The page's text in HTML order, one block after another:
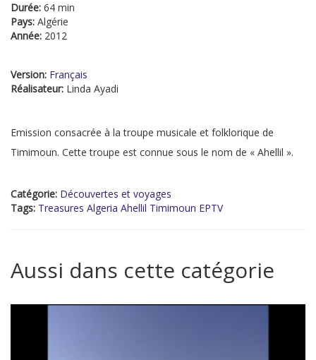
Durée: 64 min
Pays: Algérie
Année: 2012
Version: Français
Réalisateur: Linda Ayadi
Emission consacrée à la troupe musicale et folklorique de
Timimoun. Cette troupe est connue sous le nom de « Ahellil ».
Catégorie: Découvertes et voyages
Tags: Treasures Algeria Ahellil Timimoun EPTV
Aussi dans cette catégorie